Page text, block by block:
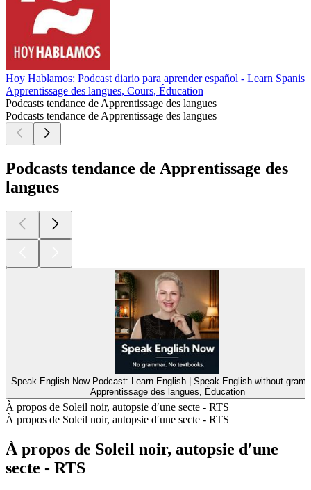
Hoy Hablamos: Podcast diario para aprender español - Learn
Apprentissage des langues, Cours, Éducation
Podcasts tendance de Apprentissage des langues
Podcasts tendance de Apprentissage des langues
Podcasts tendance de Apprentissage des
langues
Speak English Now Podcast: Learn English | Speak English without
Apprentissage des langues, Éducation
À propos de Soleil noir, autopsie dʹune secte ‐ RTS
À propos de Soleil noir, autopsie dʹune secte ‐ RTS
À propos de Soleil noir, autopsie dʹune
secte ‐ RTS